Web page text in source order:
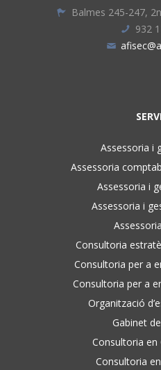
Balmes 245-247,
932
Assessoria i
Assessoria
Assessoria i
Assessoria i
Consultoria
Consultoria per a
Consultoria per a
Organització
Gabinet
Consultoria en
Consultoria